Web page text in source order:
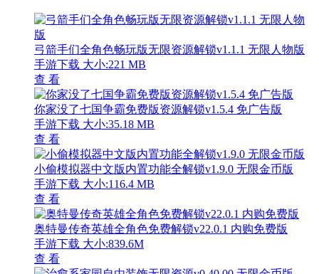
弓箭手们全角色畅玩版无限资源解锁v1.1.1 无限人物版
手游下载 大小:221 MB
查 看
你家没了七国争霸免费版资源解锁v1.5.4 免广告版
手游下载 大小:35.18 MB
查 看
小偷模拟器中文版内置功能全解锁v1.9.0 无限金币版
手游下载 大小:116.4 MB
查 看
奥特曼传奇英雄全角色免费解锁v22.0.1 内购免费版
手游下载 大小:839.6M
查 看